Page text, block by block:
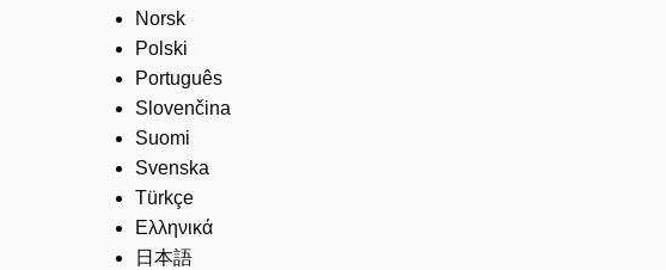
Norsk
Polski
Português
Slovenčina
Suomi
Svenska
Türkçe
Ελληνικά
日本語